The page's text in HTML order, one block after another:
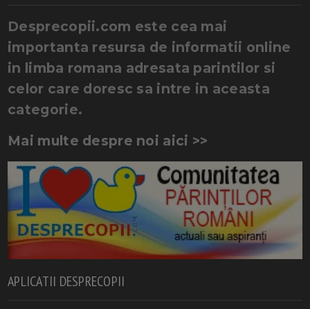
Desprecopii.com este cea mai
importanta resursa de informatii online
in limba romana adresata parintilor si
celor care doresc sa intre in aceasta
categorie.
Mai multe despre noi aici >>
APLICATII DESPRECOPII